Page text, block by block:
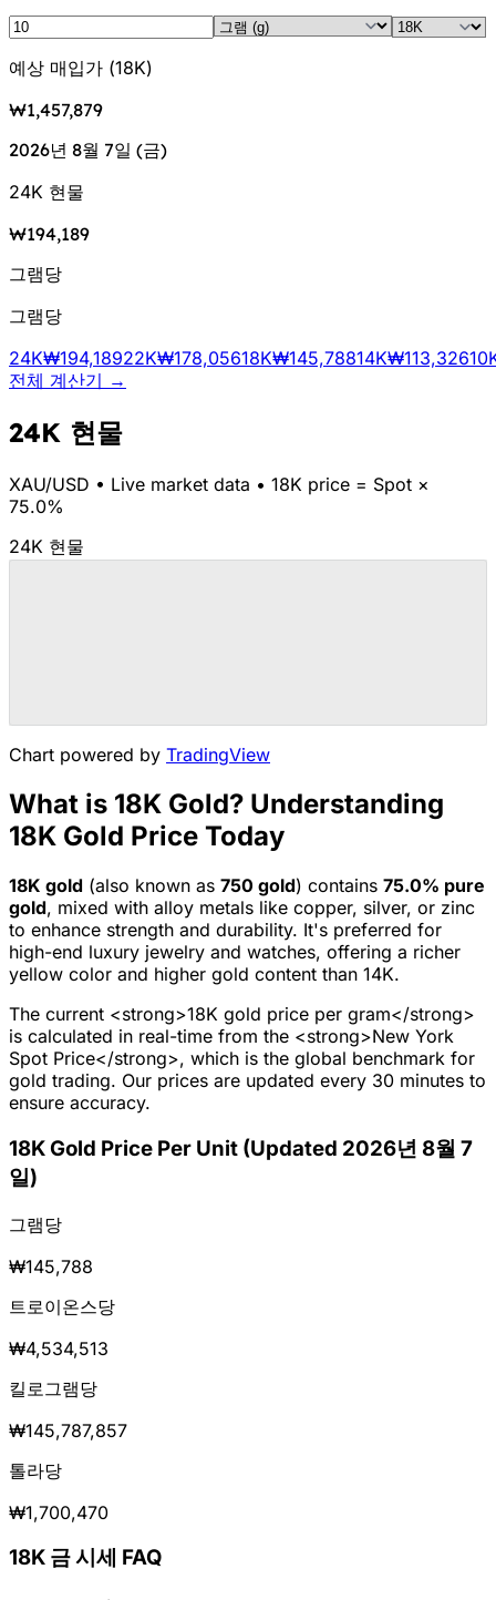
예상 매입가 (18K)
₩1,457,879
2026년 8월 7일 (금)
24K 현물
₩194,189
그램당
그램당
24K₩194,18922K₩178,05618K₩145,78814K₩113,326
전체 계산기 →
24K 현물
XAU/USD • Live market data • 18K price = Spot ×
75.0%
24K 현물
Chart powered by TradingView
What is 18K Gold? Understanding
18K Gold Price Today
18K gold (also known as 750 gold) contains 75.0% pure
gold, mixed with alloy metals like copper, silver, or zinc
to enhance strength and durability. It's preferred for
high-end luxury jewelry and watches, offering a richer
yellow color and higher gold content than 14K.
The current <strong>18K gold price per gram</strong>
is calculated in real-time from the <strong>New York
Spot Price</strong>, which is the global benchmark for
gold trading. Our prices are updated every 30 minutes to
ensure accuracy.
18K Gold Price Per Unit (Updated 2026년 8월 7
일)
그램당
₩145,788
트로이온스당
₩4,534,513
킬로그램당
₩145,787,857
톨라당
₩1,700,470
18K 금 시세 FAQ